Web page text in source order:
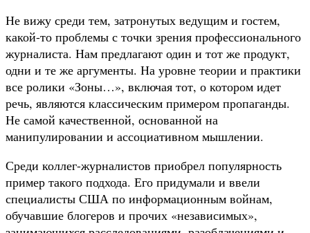
Не вижу среди тем, затронутых ведущим и гостем,
какой-то проблемы с точки зрения профессионального
журналиста. Нам предлагают один и тот же продукт,
одни и те же аргументы. На уровне теории и практики
все ролики «Зоны…», включая тот, о котором идет
речь, являются классическим примером пропаганды.
Не самой качественной, основанной на
манипулировании и ассоциативном мышлении.
Среди коллег-журналистов приобрел популярность
пример такого подхода. Его придумали и ввели
специалисты США по информационным войнам,
обучавшие блогеров и прочих «независимых»,